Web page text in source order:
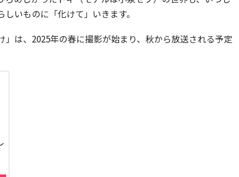
いものに「化けて」いきます。
」は、2025年の春に撮影が始まり、秋から放送される予定